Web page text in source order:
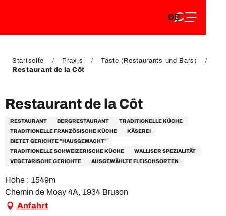
EN
DE
FR
Startseite Praxis
Taste (Restaurants und Bars)
Restaurant de la Côt
Restaurant de la Côt
RESTAURANT BERGRESTAURANT
TRADITIONELLE KÜCHE
TRADITIONELLE FRANZÖSISCHE KÜCHE
KÄSEREI
BIETET GERICHTE "HAUSGEMACHT"
TRADITIONELLE SCHWEIZERISCHE KÜCHE
WALLISER SPEZIALITÄT
VEGETARISCHE GERICHTE
AUSGEWÄHLTE FLEISCHSORTEN
Höhe : 1549m
Chemin de Moay 4A, 1934 Bruson
Anfahrt